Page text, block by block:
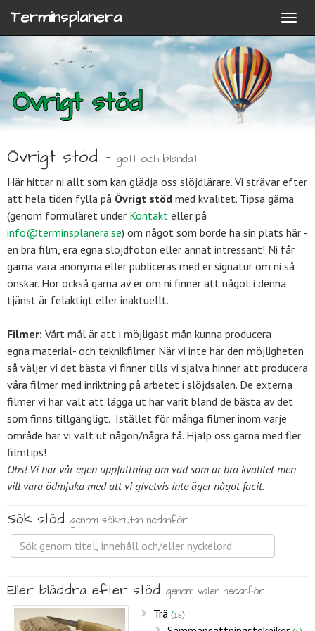
Terminsplanera
Övrigt stöd
Övrigt stöd - gott och blandat
Här hittar ni allt som kan glädja oss slöjdlärare. Vi strävar efter
att hela tiden fylla på Övrigt stöd med kvalitet. Tipsa gärna
(genom formuläret under Kontakt eller på
info@terminsplanera.se) om något som borde ha sin plats här -
en bra film, era egna slöjdfoton eller annat intressant! Ni får
gärna vara anonyma eller publiceras med er signatur om ni så
önskar. Hör också gärna av er om ni finner att något i denna
tjänst är felaktigt eller inaktuellt.
Filmer: Vårt mål är att i möjligast mån kunna producera
egna material- och teknikfilmer. När vi inte har den möjligheten
så väljer vi det bästa vi finner tills vi själva hinner att producera
våra filmer med inriktning på arbetet i slöjdsalen. De externa
filmer vi har valt att lägga ut har varit bland de bästa av det
som finns tillgängligt. Istället för många filmer inom varje
område har vi valt ut någon/några få. Hjälp oss gärna med fler
filmtips!
Obs! Vi har vår egen uppfattning om vad som är bra kvalitet men
vill vara ödmjuka med att vi givetvis inte äger något facit.
Sök stöd genom sökrutan nedanför
Eller bläddra efter stöd genom valen nedanför
Trä
18